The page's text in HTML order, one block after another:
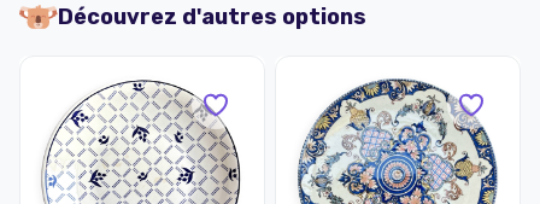
Découvrez d'autres options